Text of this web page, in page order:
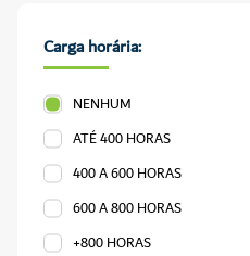
Carga horária:
NENHUM
ATÉ 400 HORAS
400 A 600 HORAS
600 A 800 HORAS
+800 HORAS